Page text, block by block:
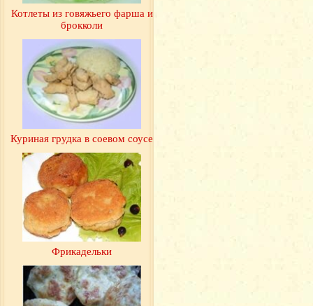
Котлеты из говяжьего фарша и
брокколи
Куриная грудка в соевом соусе
Фрикадельки